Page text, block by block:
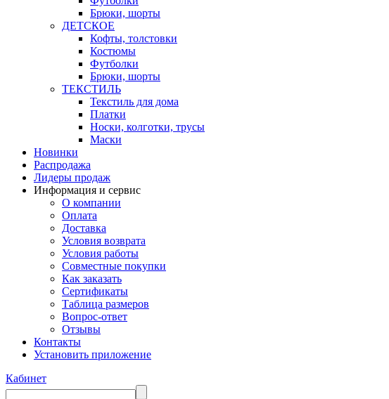
Брюки, шорты
ДЕТСКОЕ
Кофты, толстовки
Костюмы
Футболки
Брюки, шорты
ТЕКСТИЛЬ
Текстиль для дома
Платки
Носки, колготки, трусы
Маски
Новинки
Распродажа
Лидеры продаж
Информация и сервис
О компании
Оплата
Доставка
Условия возврата
Условия работы
Совместные покупки
Как заказать
Сертификаты
Таблица размеров
Вопрос-ответ
Отзывы
Контакты
Установить приложение
Кабинет